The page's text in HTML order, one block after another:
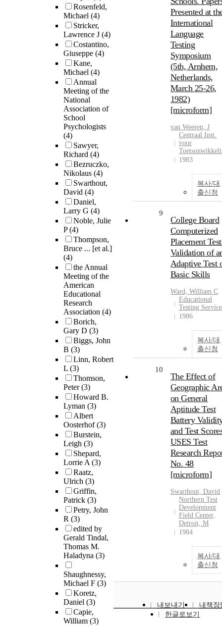
Rosenfeld,
Michael (4)
Stricker,
Lawrence J (4)
Costantino,
Giuseppe (4)
Kane,
Michael (4)
Annual
Meeting of the
National
Association of
School
Psychologists
(4)
Sawyer,
Richard (4)
Bezruczko,
Nikolaus (4)
Swarthout,
David (4)
Daniel,
Larry G (4)
Noble, Julie
P(4)
Thompson,
Bruce ... [et al.]
(4)
the Annual
Meeting of the
American
Educational
Research
Association (4)
Borich,
Gary D (3)
Biggs, John
B (3)
Linn, Robert
L (3)
Thomson,
Peter(3)
Howard B.
Lyman (3)
Albert
Oosterhof(3)
Burstein,
Leigh (3)
Shepard,
Lorrie A(3)
Raatz,
Ulrich (3)
Griffin,
Patrick (3)
Petry, John
R (3)
edited by
Gerald Tindal,
Thomas M.
Haladyna (3)
Shaughnessy,
Michael F (3)
Koretz,
Daniel (3)
Capie,
William (3)
Presented at
International
Language
Testing
Symposium
(5th, Arnhem,
Netherlands,
March 25-26,
1982)
[microform]
van Weeren, J
Centraal Inst.
voor
1983
복사/대
출신청
9
College Board
Computerized
Placement
Validation of
Adaptive Test
Basic Skills
Ward, William C
Educational
Testing Service
1986
복사/대
출신청
10
The Effect of
Geographic
on General
Aptitude Test
Battery
and Test
USES Test
Research
No. 48
[microform]
Swarthout, David
Northern Test
Development
Field Center,
Detroit, M
1984
복사/대
출신청
내보내기
내책장
한글로보기